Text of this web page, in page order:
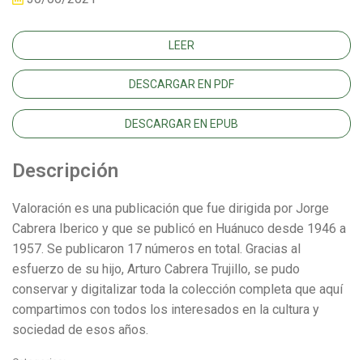
LEER
DESCARGAR EN PDF
DESCARGAR EN EPUB
Descripción
Valoración es una publicación que fue dirigida por Jorge
Cabrera Iberico y que se publicó en Huánuco desde 1946 a
1957. Se publicaron 17 números en total. Gracias al
esfuerzo de su hijo, Arturo Cabrera Trujillo, se pudo
conservar y digitalizar toda la colección completa que aquí
compartimos con todos los interesados en la cultura y
sociedad de esos años.